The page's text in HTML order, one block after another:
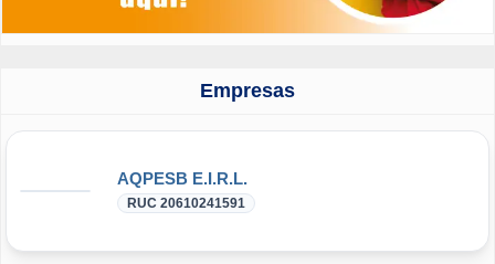
Empresas
AQPESB E.I.R.L.
RUC 20610241591